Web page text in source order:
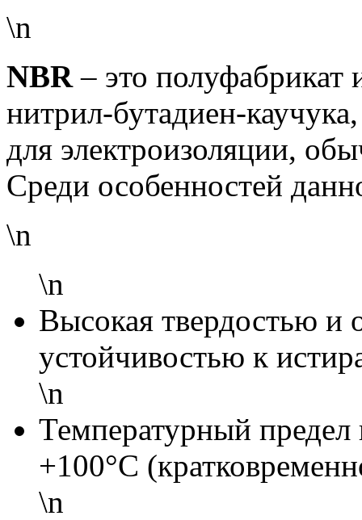
\n
NBR– это полуфабрикат
нитрил-бутадиен-
для электроизоляции,
Среди особенностей
\n
\n
Высокая твердостью и
устойчивостью к
\n
Температурный
+100°С
\n